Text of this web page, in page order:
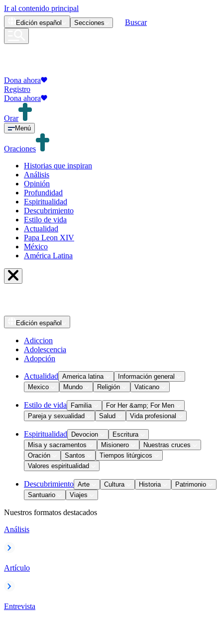
Ir al contenido principal
Edición español Secciones Buscar
Dona ahora
Registro
Dona ahora
Orar
Menú
Oraciones
Historias que inspiran
Análisis
Opinión
Profundidad
Espiritualidad
Descubrimiento
Estilo de vida
Actualidad
Papa Leon XIV
México
América Latina
Edición español
Adiccion
Adolescencia
Adopción
Actualidad America latina
Información general
Mexico
Mundo Religión Vaticano
Estilo de vida Familia
For Her &amp; For Men
Pareja y sexualidad
Salud Vida profesional
Espiritualidad Devocion
Escritura
Misa y sacramentos
Misionero
Nuestras cruces
Oración
Santos
Tiempos litúrgicos
Valores espiritualidad
Descubrimiento Arte Cultura Historia
Patrimonio
Santuario
Viajes
Nuestros formatos destacados
Análisis
Artículo
Entrevista